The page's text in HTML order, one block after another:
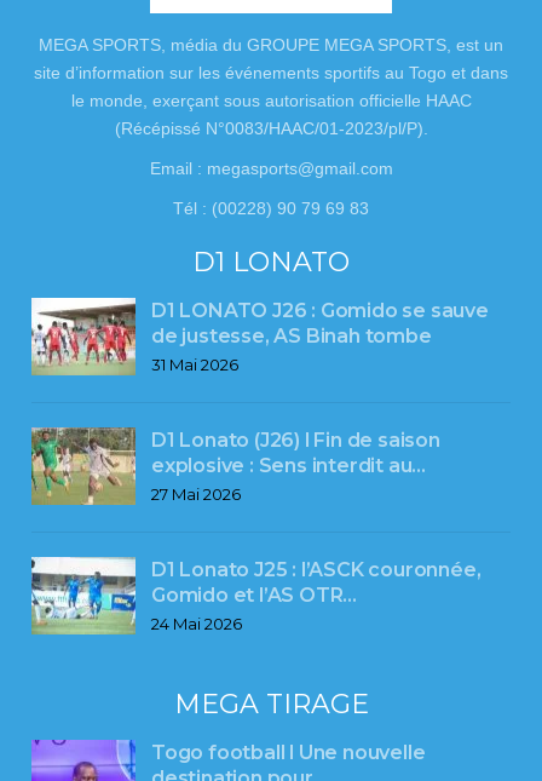
MEGA SPORTS, média du GROUPE MEGA SPORTS, est un
site d’information sur les événements sportifs au Togo et dans
le monde, exerçant sous autorisation officielle HAAC
(Récépissé N°0083/HAAC/01-2023/pl/P).
Email : megasports@gmail.com
Tél : (00228) 90 79 69 83
D1 LONATO
D1 LONATO J26 : Gomido se sauve
de justesse, AS Binah tombe
31 Mai 2026
D1 Lonato (J26) l Fin de saison
explosive : Sens interdit au…
27 Mai 2026
D1 Lonato J25 : l’ASCK couronnée,
Gomido et l’AS OTR…
24 Mai 2026
MEGA TIRAGE
Togo football l Une nouvelle